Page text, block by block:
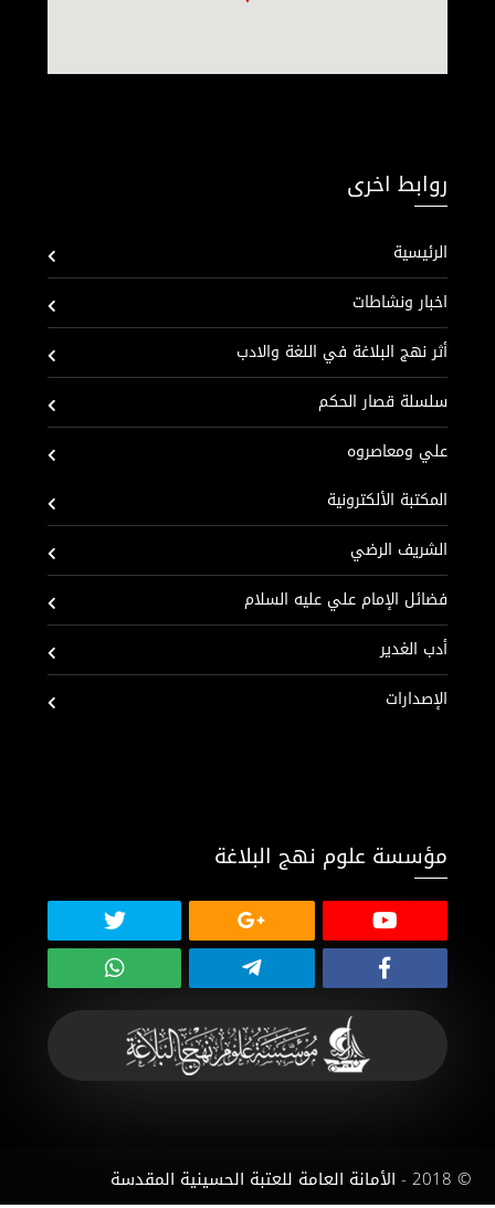
روابط اخرى
الرئيسية
اخبار ونشاطات
أثر نهج البلاغة في اللغة والادب
سلسلة قصار الحكم
علي ومعاصروه
المكتبة الألكترونية
الشريف الرضي
فضائل الإمام علي عليه السلام
أدب الغدير
الإصدارات
مؤسسة علوم نهج البلاغة
© 2018 - الأمانة العامة للعتبة الحسينية المقدسة